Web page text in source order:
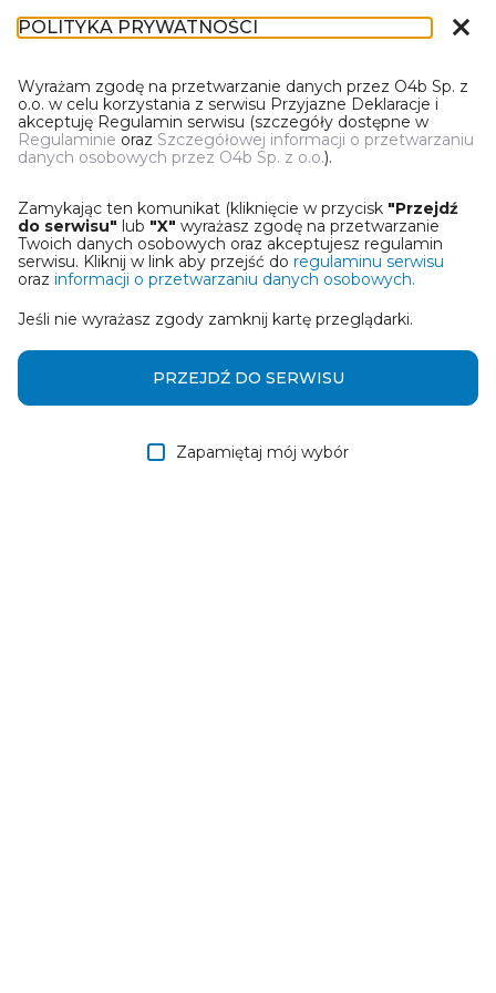
WYBIERZ JEDNĄ Z OPCJI
Wczytaj deklarację z pliku Excel
Utwórz deklarację z wykorzystaniem kreatora online
Przywróć ostatnią deklarację
Wczytaj deklarację z pliku roboczego DEK
POLITYKA PRYWATNOŚCI close
Wyrażam zgodę na przetwarzanie danych przez O4b Sp. z
o.o. w celu korzystania z serwisu Przyjazne Deklaracje i
akceptuję Regulamin serwisu (szczegóły dostępne w
Regulaminie oraz Szczegółowej informacji o przetwarzaniu
danych osobowych przez O4b Sp. z o.o.).
Zamykając ten komunikat (kliknięcie w przycisk "Przejdź
do serwisu" lub "X" wyrażasz zgodę na przetwarzanie
Twoich danych osobowych oraz akceptujesz regulamin
serwisu. Kliknij w link aby przejść do regulaminu serwisu
oraz informacji o przetwarzaniu danych osobowych.
Jeśli nie wyrażasz zgody zamknij kartę przeglądarki.
Zapamiętaj mój wybór
PRZEJDŹ DO SERWISU